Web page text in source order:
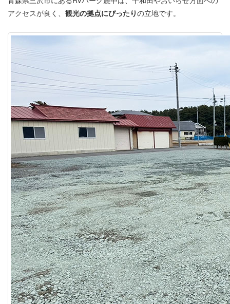
アクセスが良く、 観光の拠点にぴったりの立地です。